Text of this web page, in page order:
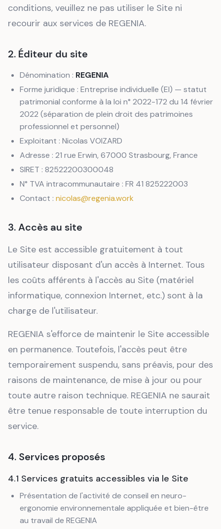
conditions, veuillez ne pas utiliser le Site ni
recourir aux services de REGENIA.
2. Éditeur du site
Dénomination : REGENIA
Forme juridique : Entreprise individuelle (EI) — statut
patrimonial conforme à la loi n° 2022-172 du 14 février
2022 (séparation de plein droit des patrimoines
professionnel et personnel)
Exploitant : Nicolas VOIZARD
Adresse : 21 rue Erwin, 67000 Strasbourg, France
SIRET : 82522200300048
N° TVA intracommunautaire : FR 41 825222003
Contact : nicolas@regenia.work
3. Accès au site
Le Site est accessible gratuitement à tout
utilisateur disposant d'un accès à Internet. Tous
les coûts afférents à l'accès au Site (matériel
informatique, connexion Internet, etc.) sont à la
charge de l'utilisateur.
REGENIA s'efforce de maintenir le Site accessible
en permanence. Toutefois, l'accès peut être
temporairement suspendu, sans préavis, pour des
raisons de maintenance, de mise à jour ou pour
toute autre raison technique. REGENIA ne saurait
être tenue responsable de toute interruption du
service.
4. Services proposés
4.1 Services gratuits accessibles via le Site
Présentation de l'activité de conseil en neuro-
ergonomie environnementale appliquée et bien-être
au travail de REGENIA